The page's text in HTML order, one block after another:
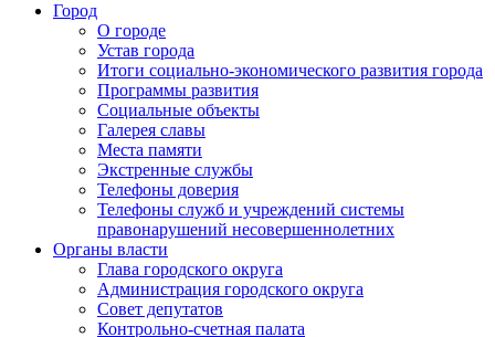
Город
О городе
Устав города
Итоги социально-экономического развития города
Программы развития
Социальные объекты
Галерея славы
Места памяти
Экстренные службы
Телефоны доверия
Телефоны служб и учреждений системы
правонарушений несовершеннолетних
Органы власти
Глава городского округа
Администрация городcкого округа
Совет депутатов
Контрольно-счетная палата